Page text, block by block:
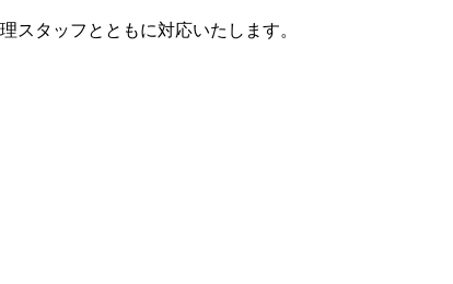
スタッフとともに対応いたします。